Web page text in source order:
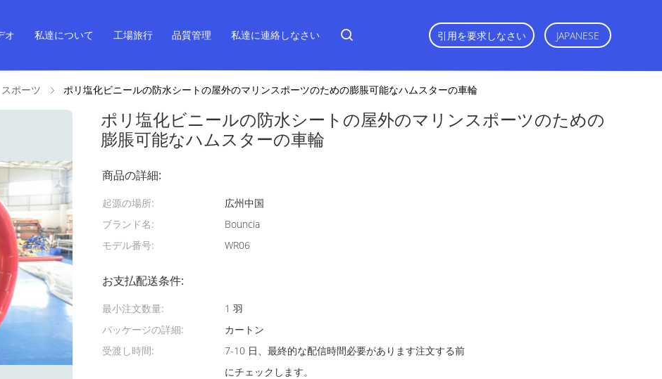
オ 私達について 工場旅行 品質管理 私達に連絡しなさい 引用を要求しなさい JAPANESE
ポーツ ポリ塩化ビニールの防水シートの屋外のマリンスポーツのための膨脹可能なハムスターの車輪
ポリ塩化ビニールの防水シートの屋外のマリンスポーツのための
膨脹可能なハムスターの車輪
商品の詳細:
起源の場所:
広州中国
ブランド名:
Bouncia
モデル番号:
WR06
お支払配送条件:
最小注文数量:
1 羽
パッケージの詳細:
カートン
受渡し時間:
7-10 日、最終的な配信時間必要があります注文する前
にチェックします。